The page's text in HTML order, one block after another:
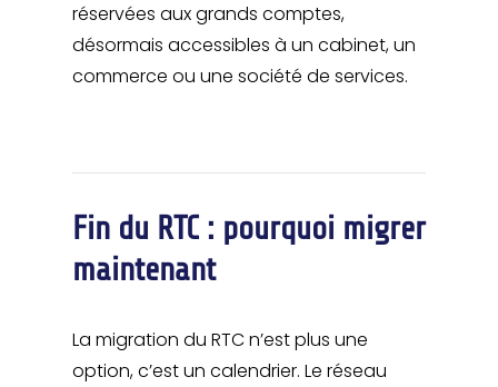
réservées aux grands comptes,
désormais accessibles à un cabinet, un
commerce ou une société de services.
Fin du RTC : pourquoi migrer
maintenant
La migration du RTC n’est plus une
option, c’est un calendrier. Le réseau